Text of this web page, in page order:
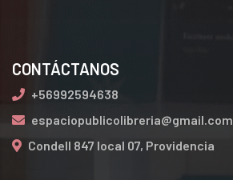
CONTÁCTANOS
+56992594638
espaciopublicolibreria@gmail.com
Condell 847 local 07, Providencia